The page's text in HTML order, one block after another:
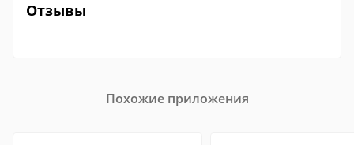
Отзывы
Похожие приложения